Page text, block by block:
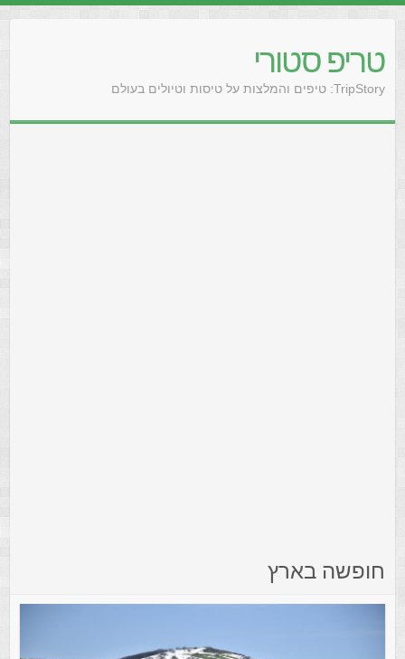
טריפ סטורי
TripStory: טיפים והמלצות על טיסות וטיולים בעולם
חופשה בארץ